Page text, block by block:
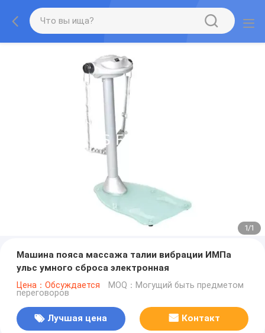
1/1
Машина пояса массажа талии вибрации ИМПа
ульс умного сброса электронная
Цена：Обсуждается MOQ：Могущий быть предметом
переговоров
Лучшая цена Контакт